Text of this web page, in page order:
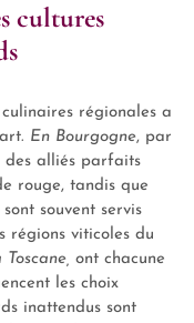
cultures
régionales a
En Bourgogne, par
des alliés parfaits
rouge, tandis que
souvent servis
régions viticoles du
ont chacune
les choix
inattendus sont